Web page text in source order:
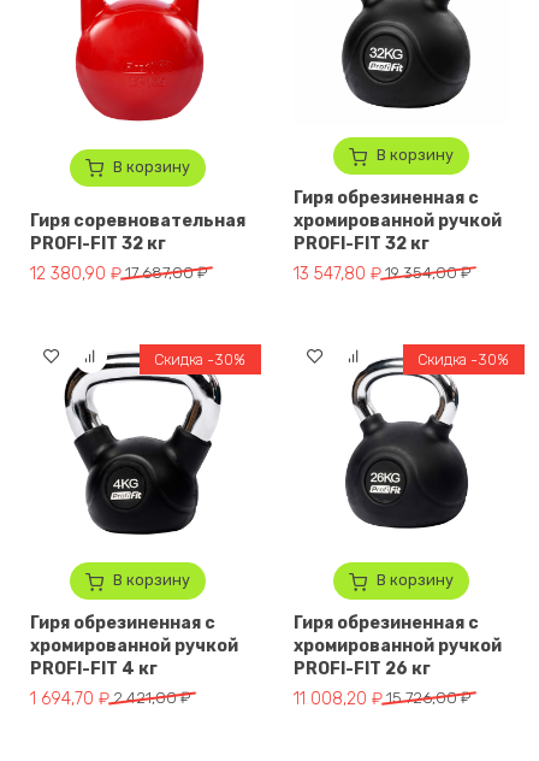
В корзину
Гиря соревновательная
PROFI-FIT 32 кг
17 687,00₽
Первоначальная цена составляла 17 687,00 ₽.
12 380,90 ₽
Текущая цена: 12 380,90 ₽.
В корзину
Гиря обрезиненная с
хромированной ручкой
PROFI-FIT 32 кг
19 354,00₽
Первоначальная цена
13 547,80 ₽
Текущая цена: 13 547,80 ₽.
В корзину
Скидка -30%
Гиря обрезиненная с
хромированной ручкой
PROFI-FIT 4 кг
2 421,00₽
Первоначальная цена составляла 2 421,00 ₽.
1 694,70 ₽
Текущая цена: 1 694,70 ₽.
В корзину
Скидка -30%
Гиря обрезиненная с
хромированной ручкой
PROFI-FIT 26 кг
15 726,00₽
Первоначальная цена
11 008,20 ₽
Текущая цена: 11 008,20 ₽.